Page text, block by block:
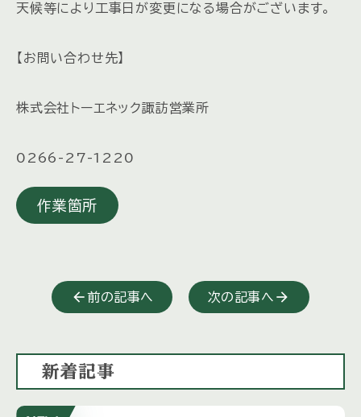
天候等により工事日が変更になる場合がございます。
【お問い合わせ先】
株式会社トーエネック諏訪営業所
0266-27-1220
作業箇所
前の記事へ 次の記事へ
新着記事